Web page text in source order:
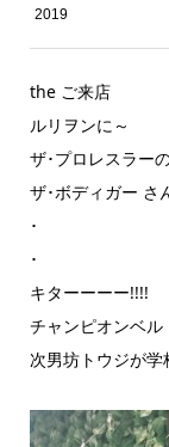
2019
the ご来店
ルリヲンに～
ザ･プロレスラー
ザ･ボディガー さ
･
･
キターーーー!!!!
チャンピオンベル
次男坊トウジが